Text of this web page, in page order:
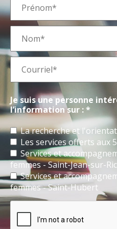
Je suis une personne
l’information sur : *
La recherche et
Les services offerts aux
Services et
femmes - Saint-Jean-sur-
Services et
femmes - Saint-Hubert